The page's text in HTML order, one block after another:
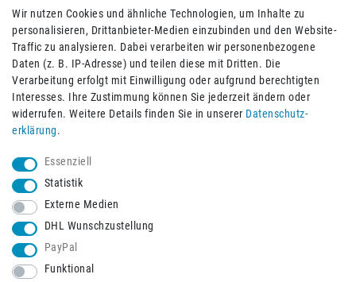
Impressum Daten­schutz­erklärung AGB
Wir nutzen Cookies und ähnliche Technologien, um Inhalte zu
personalisieren, Drittanbieter-Medien einzubinden und den Website-
Traffic zu analysieren. Dabei verarbeiten wir personenbezogene
Daten (z. B. IP-Adresse) und teilen diese mit Dritten. Die
Verarbeitung erfolgt mit Einwilligung oder aufgrund berechtigten
Interesses. Ihre Zustimmung können Sie jederzeit ändern oder
widerrufen. Weitere Details finden Sie in unserer Daten­schutz­
erklärung.
Essenziell
Statistik
Externe Medien
DHL Wunschzustellung
PayPal
Funktional